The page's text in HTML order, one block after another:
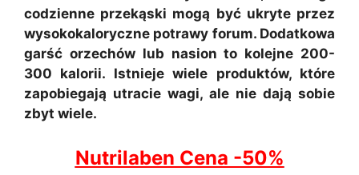
codzienne przekąski mogą być ukryte przez
wysokokaloryczne potrawy forum. Dodatkowa
garść orzechów lub nasion to kolejne 200-
300 kalorii. Istnieje wiele produktów, które
zapobiegają utracie wagi, ale nie dają sobie
zbyt wiele.
Nutrilaben Cena -50%